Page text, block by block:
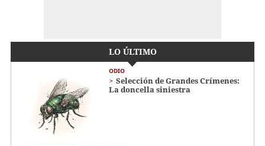
LO ÚLTIMO
ODIO
Selección de Grandes Crímenes:
La doncella siniestra